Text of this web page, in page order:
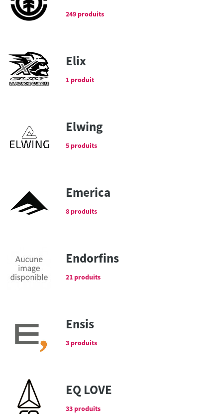
249 produits
Elix
1 produit
Elwing
5 produits
Emerica
8 produits
Endorfins
21 produits
Ensis
3 produits
EQ LOVE
33 produits